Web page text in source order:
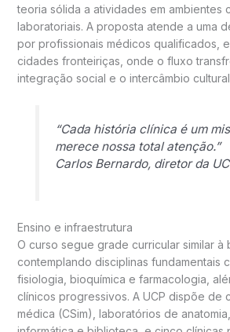
teoria sólida a atividades em ambientes
laboratoriais. A proposta atende a uma
por profissionais médicos qualificados,
cidades fronteiriças, onde o fluxo
integração social e o intercâmbio
“Cada história clínica é um
merece nossa total atenção.”
Carlos Bernardo, diretor da
Ensino e infraestrutura
O curso segue grade curricular similar à
contemplando disciplinas fundamentais
fisiologia, bioquímica e farmacologia,
clínicos progressivos. A UCP dispõe de
médica (CSim), laboratórios de